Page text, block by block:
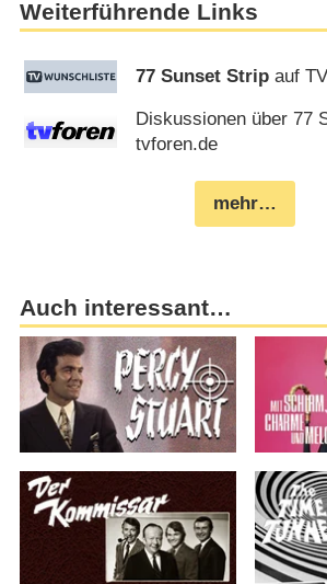
Weiterführende Links
77 Sunset Strip auf
Diskussionen über 77
tvforen.de
mehr…
Auch interessant…